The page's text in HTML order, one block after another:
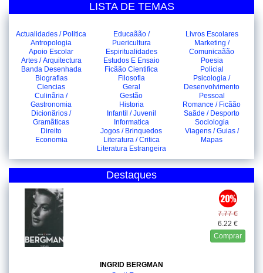
LISTA DE TEMAS
Actualidades / Politica
Antropologia
Apoio Escolar
Artes / Arquitectura
Banda Desenhada
Biografias
Ciencias
Culinãria /
Gastronomia
Dicionãrios /
Gramãticas
Direito
Economia
Educaãão /
Puericultura
Espiritualidades
Estudos E Ensaio
Ficãão Cientifica
Filosofia
Geral
Gestão
Historia
Infantil / Juvenil
Informatica
Jogos / Brinquedos
Literatura / Critica
Literatura Estrangeira
Livros Escolares
Marketing /
Comunicaãão
Poesia
Policial
Psicologia /
Desenvolvimento
Pessoal
Romance / Ficãão
Saãde / Desporto
Sociologia
Viagens / Guias /
Mapas
Destaques
7.77 €
6.22 €
Comprar
INGRID BERGMAN